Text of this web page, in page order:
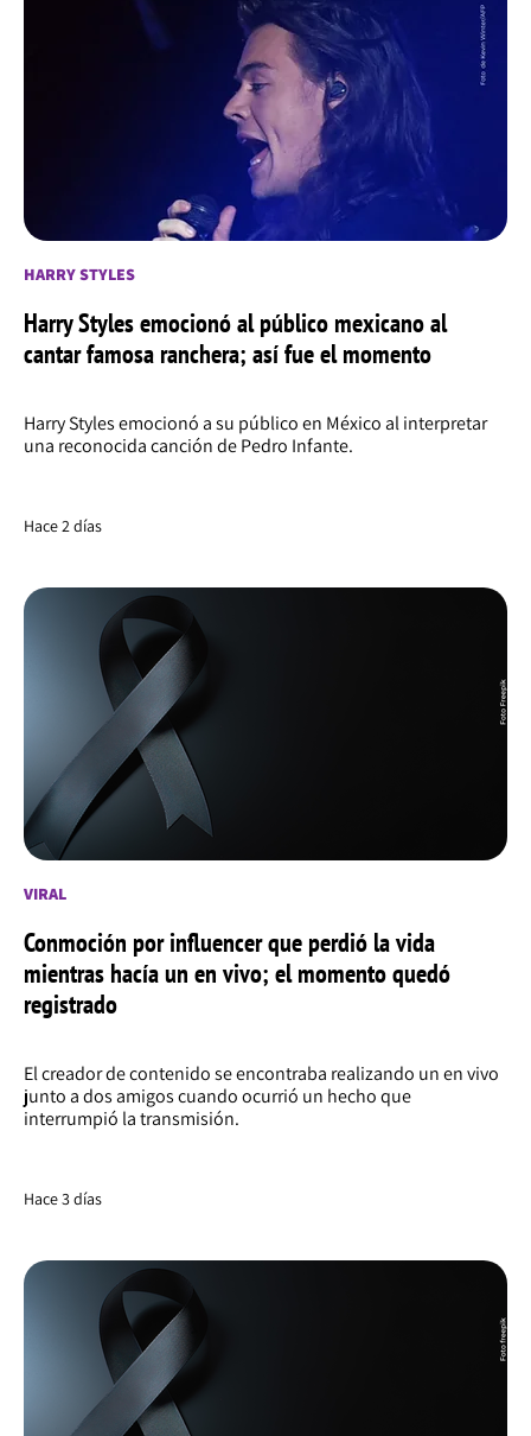
HARRY STYLES
Harry Styles emocionó al público mexicano al
cantar famosa ranchera; así fue el momento
Harry Styles emocionó a su público en México al interpretar
una reconocida canción de Pedro Infante.
Hace 2 días
VIRAL
Conmoción por influencer que perdió la vida
mientras hacía un en vivo; el momento quedó
registrado
El creador de contenido se encontraba realizando un en vivo
junto a dos amigos cuando ocurrió un hecho que
interrumpió la transmisión.
Hace 3 días